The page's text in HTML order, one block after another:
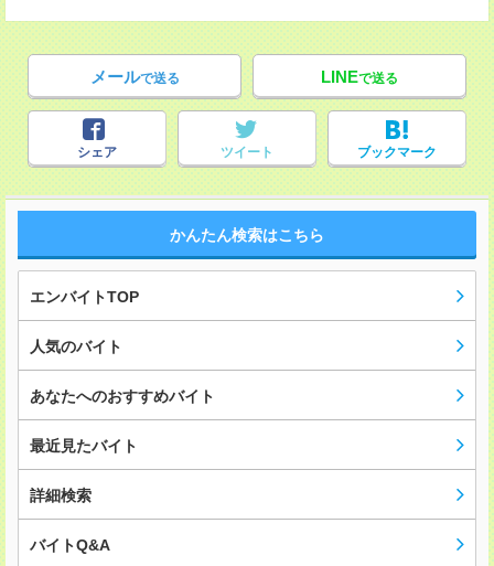
メールで送る LINEで送る
シェア ツイート ブックマーク
かんたん検索はこちら
エンバイトTOP
人気のバイト
あなたへのおすすめバイト
最近見たバイト
詳細検索
バイトQ&A